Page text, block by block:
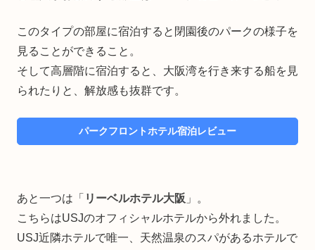
このタイプの部屋に宿泊すると閉園後のパークの様子を
見ることができること。
そして高層階に宿泊すると、大阪湾を行き来する船を見
られたりと、解放感も抜群です。
パークフロントホテル宿泊レビュー
あと一つは「 リーベルホテル大阪 」。
こちらはUSJのオフィシャルホテルから外れました。
USJ近隣ホテルで唯一、天然温泉のスパがあるホテルで